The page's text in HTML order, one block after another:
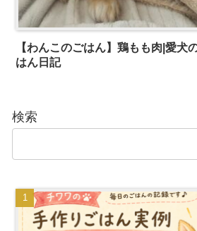
【わんこのごはん】鶏もも肉|愛犬
はん日記
検索